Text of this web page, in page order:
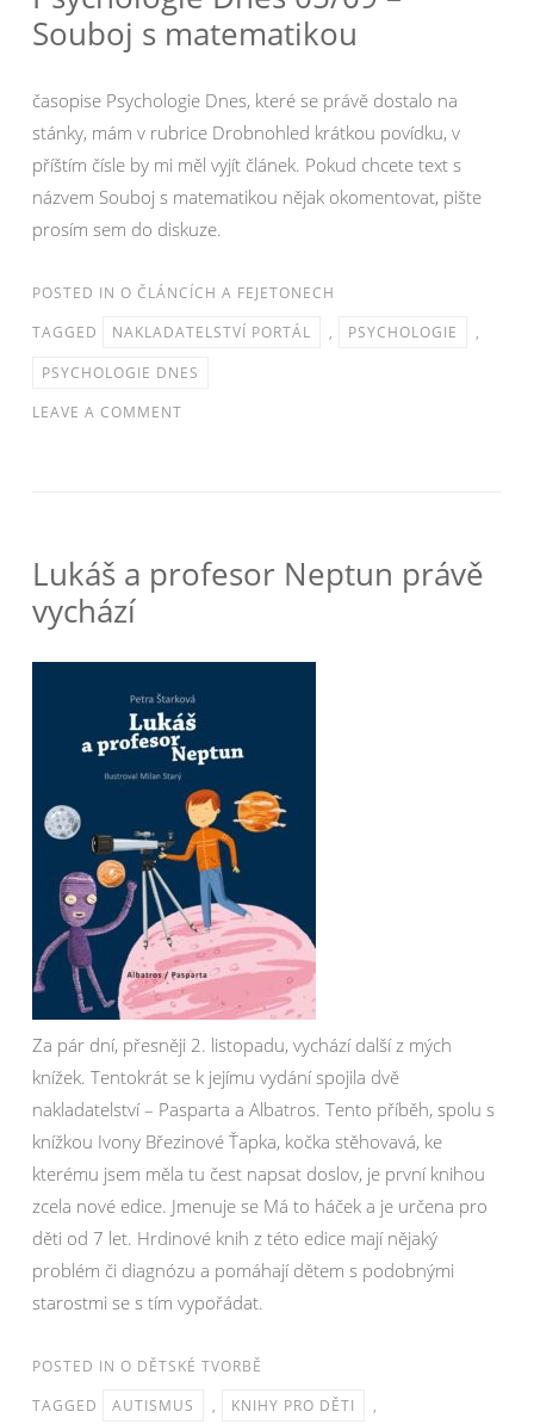
Souboj s matematikou
časopise Psychologie Dnes, které se právě dostalo na
stánky, mám v rubrice Drobnohled krátkou povídku, v
příštím čísle by mi měl vyjít článek. Pokud chcete text s
názvem Souboj s matematikou nějak okomentovat, pište
prosím sem do diskuze.
POSTED IN O ČLÁNCÍCH A FEJETONECH
TAGGED
NAKLADATELSTVÍ PORTÁL , PSYCHOLOGIE
,
PSYCHOLOGIE DNES
LEAVE A COMMENT
Lukáš a profesor Neptun právě
vychází
Za pár dní, přesněji 2. listopadu, vychází další z mých
knížek. Tentokrát se k jejímu vydání spojila dvě
nakladatelství – Pasparta a Albatros. Tento příběh, spolu s
knížkou Ivony Březinové Ťapka, kočka stěhovavá, ke
kterému jsem měla tu čest napsat doslov, je první knihou
zcela nové edice. Jmenuje se Má to háček a je určena pro
děti od 7 let. Hrdinové knih z této edice mají nějaký
problém či diagnózu a pomáhají dětem s podobnými
starostmi se s tím vypořádat.
POSTED IN O DĚTSKÉ TVORBĚ
TAGGED
AUTISMUS , KNIHY PRO DĚTI
,